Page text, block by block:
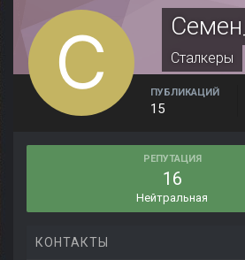
Сталкеры
ПУБЛИКАЦИЙ
15
РЕПУТАЦИЯ
16
Нейтральная
КОНТАКТЫ